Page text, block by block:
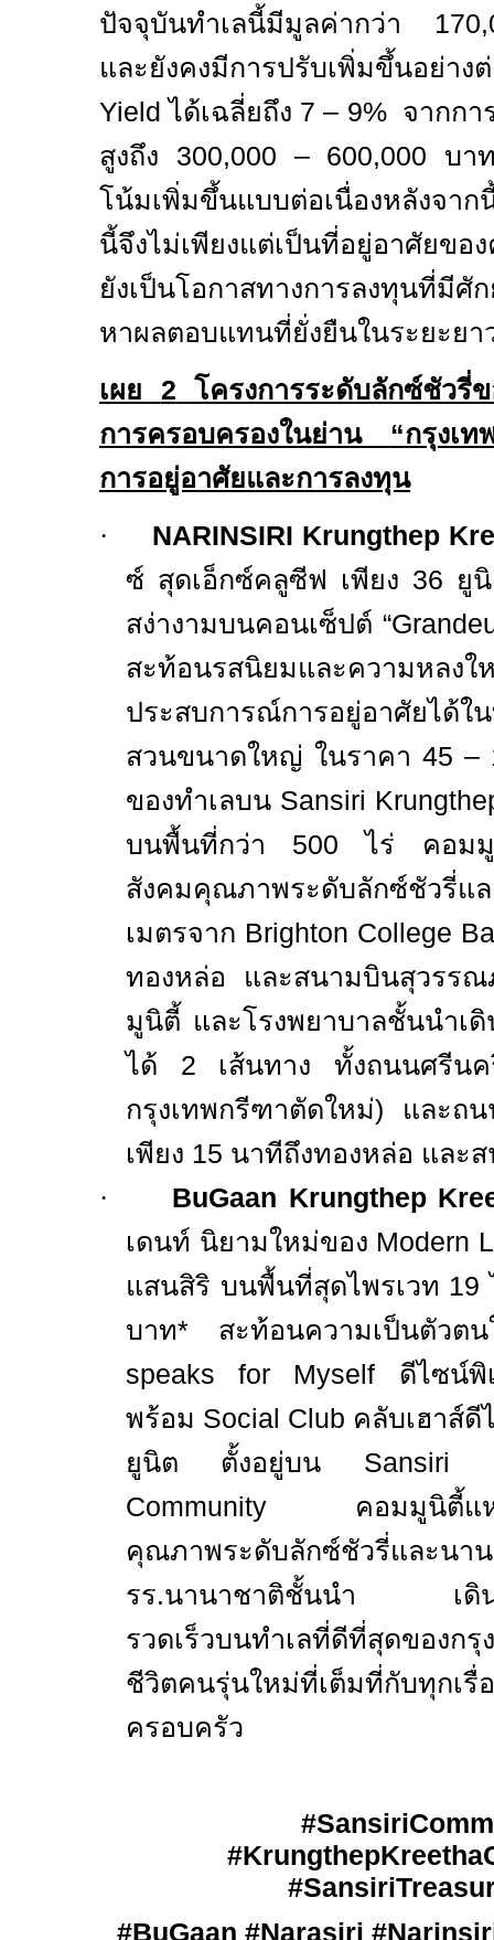
ปัจจุบันทำเลนี้มีมูลค่ากว่า 170,
และยังคงมีการปรับเพิ่มขึ้นอย่า
Yieldได้เฉลี่ยถึง 7 – 9% จากกา
สูงถึง 300,000 – 600,000 บา
โน้มเพิ่มขึ้นแบบต่อเนื่องหลังจาก
นี้จึงไม่เพียงแต่เป็นที่อยู่อาศัยข
ยังเป็นโอกาสทางการลงทุนที่มีศั
หาผลตอบแทนที่ยั่งยืนในระยะยา
เผย 2 โครงการระดับลักซ์ชัวรี่
การครอบครองในย่าน “กรุงเท
การอยู่อาศัยและการลงทุน
·
NARINSIRI Krungthep
ซ์ สุดเอ็กซ์คลูซีฟ เพียง 36 ยู
สง่างามบนคอนเซ็ปต์
สะท้อนรสนิยมและควา
ประสบการณ์การอยู่อาศัยไ
สวนขนาดใหญ่ ในราคา 45 –
ของทำเลบน Sansiri
บนพื้นที่กว่า 500ไร่ คอมมู
สังคมคุณภาพระดับลักซ์ชัวรี่แ
เมตรจาก Brighton College
ทองหล่อ และสนามบินสุวรร
มูนิตี้ และโรงพยาบาลชั้นนำเ
ได้ 2 เส้นทาง ทั้งถนนศรี
กรุงเทพกรีฑาตัดใหม่) และถ
เพียง 15 นาทีถึงทองหล่อ และ
·
BuGaan Krungthep
เดนท์ นิยามใหม่ของ Modern
แสนสิริ บนพื้นที่สุดไพรเวท 19
บาท* สะท้อนความเป็นตัว
speaks for Myself ดีไซน์พิ
พร้อม Social Club คลับเฮาส์
ยูนิต
ตั้งอยู่บน Sansiri
Community คอมมูนิตี้แ
คุณภาพระดับลักซ์ชัวรี่
รร.นานาชาติชั้นนำ เดินทา
รวดเร็วบนทำเลที่ดีที่สุดของกรุ
ชีวิตคนรุ่นใหม่ที่เต็มที่กับทุกเรื่
ครอบครัว
#BuGaan #Narasiri